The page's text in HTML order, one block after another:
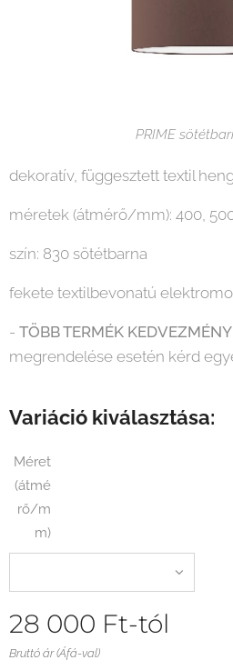
PRIME
dekoratív, függesztett textil
méretek (átmérő/mm): 400,
szín: 830 sötétbarna
fekete textilbevonatú
- TÖBB TERMÉK KEDVEZMÉNY
megrendelése esetén kérd
Variáció kiválasztása:
Méret
(átmé
rő/m
m)
28 000 Ft-tól
Bruttó ár (Áfá-val)